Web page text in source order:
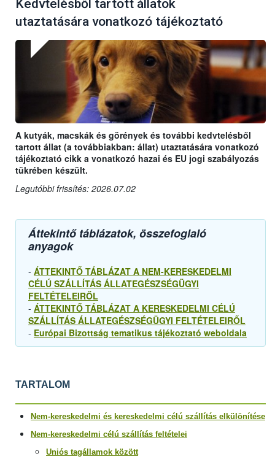
Kedvtelésből tartott állatok
utaztatására vonatkozó tájékoztató
A kutyák, macskák és görények és további kedvtelésből
tartott állat (a továbbiakban: állat) utaztatására vonatkozó
tájékoztató cikk a vonatkozó hazai és EU jogi szabályozás
tükrében készült.
Legutóbbi frissítés: 2026.07.02
Áttekintő táblázatok, összefoglaló
anyagok
- ÁTTEKINTŐ TÁBLÁZAT A NEM-KERESKEDELMI
CÉLÚ SZÁLLÍTÁS ÁLLATEGÉSZSÉGÜGYI
FELTÉTELEIRŐL
- ÁTTEKINTŐ TÁBLÁZAT A KERESKEDELMI CÉLÚ
SZÁLLÍTÁS ÁLLATEGÉSZSÉGÜGYI FELTÉTELEIRŐL
- Európai Bizottság tematikus tájékoztató weboldala
TARTALOM
Nem-kereskedelmi és kereskedelmi célú szállítás elkülönítése
Nem-kereskedelmi célú szállítás feltételei
Uniós tagállamok között